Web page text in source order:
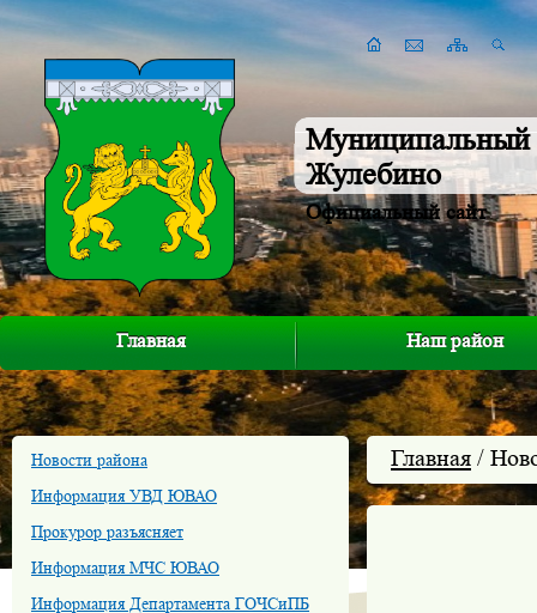
Муниципальный
Жулебино
Официальный сайт
Главная Наш район
Новости района
Информация УВД ЮВАО
Прокурор разъясняет
Информация МЧС ЮВАО
Информация Департамента ГОЧСиПБ
Главная /